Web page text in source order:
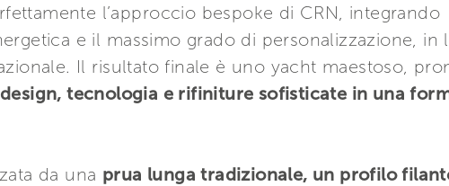
l’approccio bespoke di CRN, integrando
e il massimo grado di personalizzazione, in
Il risultato finale è uno yacht maestoso,
design, tecnologia e rifiniture sofisticate in una
da una prua lunga tradizionale, un profilo